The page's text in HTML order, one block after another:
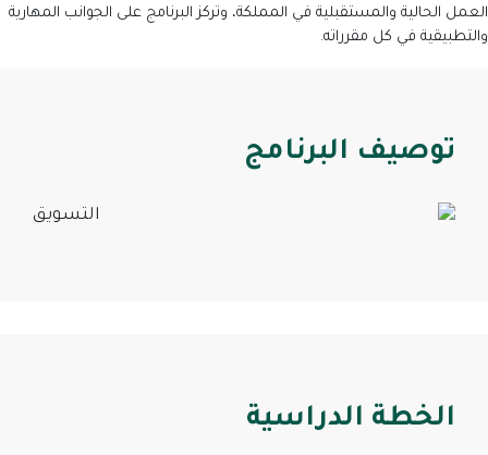
العمل الحالية والمستقبلية في المملكة، وتركز البرنامج على الجوانب المهارية
والتطبيقية في كل مقرراته.
توصيف البرنامج
الخطة الدراسية